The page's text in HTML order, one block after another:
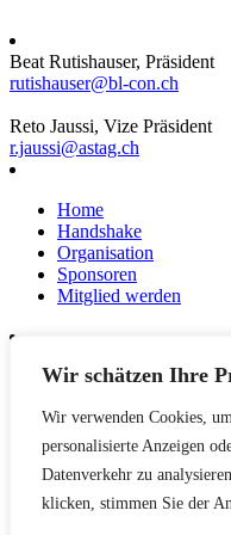
Wir schätzen Ihre
Wir verwenden Cookies,
personalisierte Anzeigen
Datenverkehr zu
klicken, stimmen Sie der
Beat Rutishauser, Präsident
rutishauser@bl-con.ch
Reto Jaussi, Vize Präsident
r.jaussi@astag.ch
Home
Handshake
Organisation
Sponsoren
Mitglied werden
News
Netzwerk
Kontakt